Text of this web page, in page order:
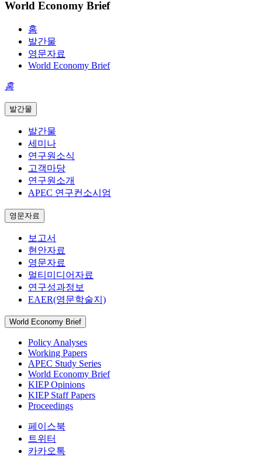
World Economy Brief
홈
발간물
영문자료
World Economy Brief
홈
발간물
발간물
세미나
연구원소식
고객마당
연구원소개
APEC 연구컨소시엄
영문자료
보고서
현안자료
영문자료
멀티미디어자료
연구성과정보
EAER(영문학술지)
World Economy Brief
Policy Analyses
Working Papers
APEC Study Series
World Economy Brief
KIEP Opinions
KIEP Staff Papers
Proceedings
페이스북
트위터
카카오톡